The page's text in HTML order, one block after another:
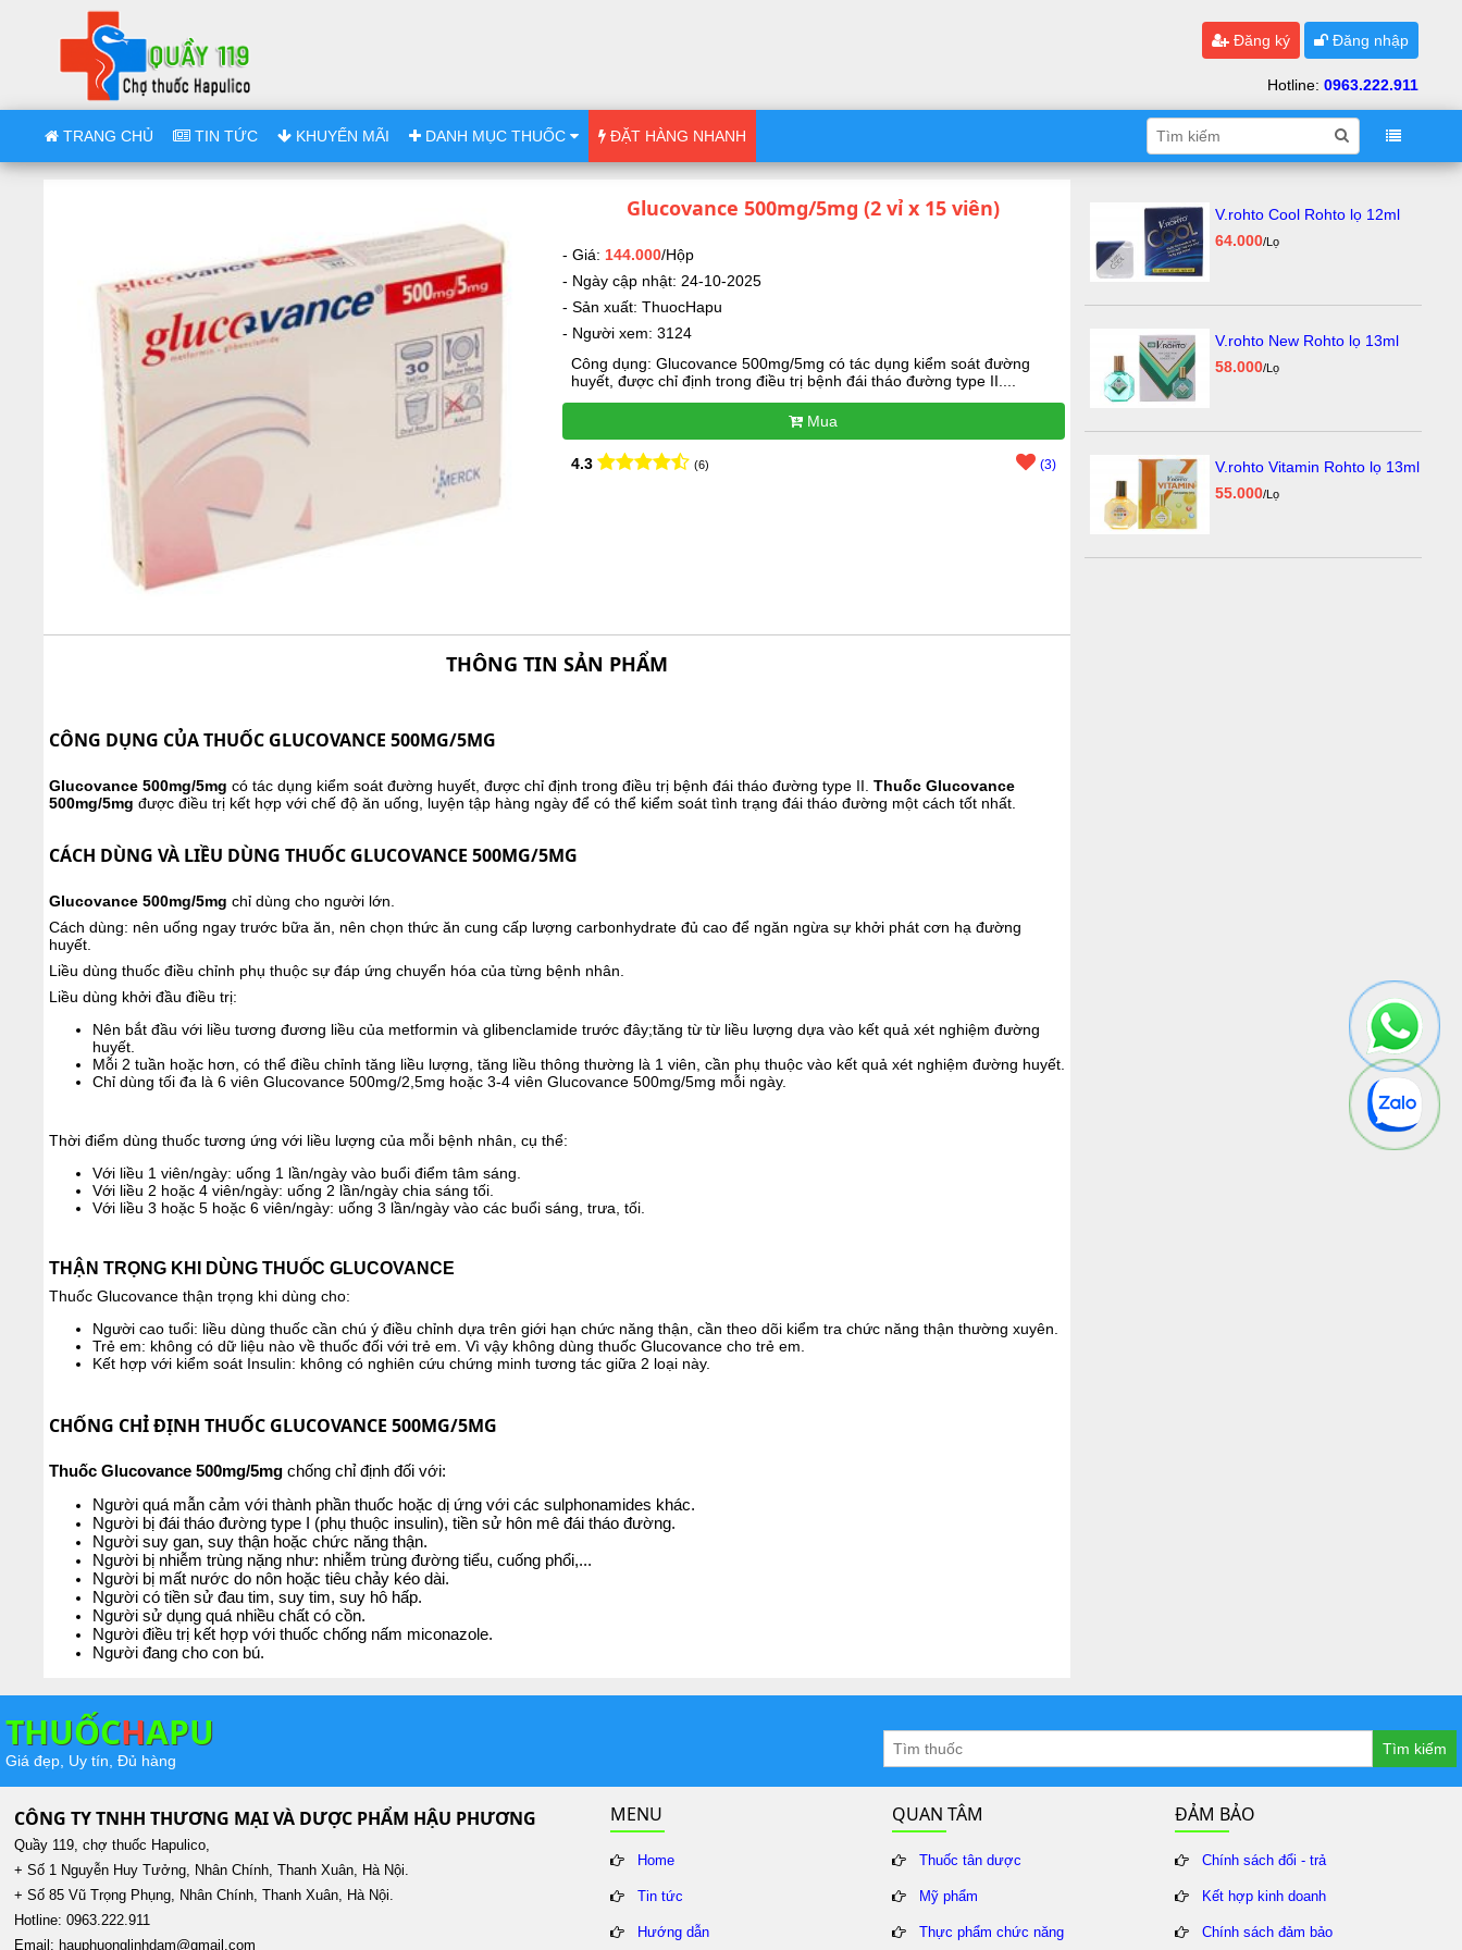
Đăng ký Đăng nhập
Hotline: 0963.222.911
TRANG CHỦ TIN TỨC KHUYẾN MÃI DANH MỤC THUỐC ĐẶT HÀNG NHANH
Glucovance 500mg/5mg (2 vỉ x 15 viên)
- Giá: 144.000/Hộp
- Ngày cập nhật: 24-10-2025
- Sản xuất: ThuocHapu
- Người xem: 3124
Công dụng: Glucovance 500mg/5mg có tác dụng kiểm soát đường
huyết, được chỉ định trong điều trị bệnh đái tháo đường type II....
Mua
4.3 (6) (3)
THÔNG TIN SẢN PHẨM
CÔNG DỤNG CỦA THUỐC GLUCOVANCE 500MG/5MG
Glucovance 500mg/5mg có tác dụng kiểm soát đường huyết, được chỉ định trong điều trị bệnh đái tháo đường type II. Thuốc Glucovance
500mg/5mg được điều trị kết hợp với chế độ ăn uống, luyện tập hàng ngày để có thể kiểm soát tình trạng đái tháo đường một cách tốt nhất.
CÁCH DÙNG VÀ LIỀU DÙNG THUỐC GLUCOVANCE 500MG/5MG
Glucovance 500mg/5mg chỉ dùng cho người lớn.
Cách dùng: nên uống ngay trước bữa ăn, nên chọn thức ăn cung cấp lượng carbonhydrate đủ cao để ngăn ngừa sự khởi phát cơn hạ đường
huyết.
Liều dùng thuốc điều chỉnh phụ thuộc sự đáp ứng chuyển hóa của từng bệnh nhân.
Liều dùng khởi đầu điều trị:
Nên bắt đầu với liều tương đương liều của metformin và glibenclamide trước đây;tăng từ từ liều lượng dựa vào kết quả xét nghiệm đường
huyết.
Mỗi 2 tuần hoặc hơn, có thể điều chỉnh tăng liều lượng, tăng liều thông thường là 1 viên, cần phụ thuộc vào kết quả xét nghiệm đường huyết.
Chỉ dùng tối đa là 6 viên Glucovance 500mg/2,5mg hoặc 3-4 viên Glucovance 500mg/5mg mỗi ngày.
Thời điểm dùng thuốc tương ứng với liều lượng của mỗi bệnh nhân, cụ thể:
Với liều 1 viên/ngày: uống 1 lần/ngày vào buổi điểm tâm sáng.
Với liều 2 hoặc 4 viên/ngày: uống 2 lần/ngày chia sáng tối.
Với liều 3 hoặc 5 hoặc 6 viên/ngày: uống 3 lần/ngày vào các buổi sáng, trưa, tối.
THẬN TRỌNG KHI DÙNG THUỐC GLUCOVANCE
Thuốc Glucovance thận trọng khi dùng cho:
Người cao tuổi: liều dùng thuốc cần chú ý điều chỉnh dựa trên giới hạn chức năng thận, cần theo dõi kiểm tra chức năng thận thường xuyên.
Trẻ em: không có dữ liệu nào về thuốc đối với trẻ em. Vì vậy không dùng thuốc Glucovance cho trẻ em.
Kết hợp với kiểm soát Insulin: không có nghiên cứu chứng minh tương tác giữa 2 loại này.
CHỐNG CHỈ ĐỊNH THUỐC GLUCOVANCE 500MG/5MG
Thuốc Glucovance 500mg/5mg chống chỉ định đối với:
Người quá mẫn cảm với thành phần thuốc hoặc dị ứng với các sulphonamides khác.
Người bị đái tháo đường type I (phụ thuộc insulin), tiền sử hôn mê đái tháo đường.
Người suy gan, suy thận hoặc chức năng thận.
Người bị nhiễm trùng nặng như: nhiễm trùng đường tiểu, cuống phổi,...
Người bị mất nước do nôn hoặc tiêu chảy kéo dài.
Người có tiền sử đau tim, suy tim, suy hô hấp.
Người sử dụng quá nhiều chất có cồn.
Người điều trị kết hợp với thuốc chống nấm miconazole.
Người đang cho con bú.
V.rohto Cool Rohto lọ 12ml
64.000/Lọ
V.rohto New Rohto lọ 13ml
58.000/Lọ
V.rohto Vitamin Rohto lọ 13ml
55.000/Lọ
THUỐCHAPU
Giá đẹp, Uy tín, Đủ hàng
Tìm kiếm
CÔNG TY TNHH THƯƠNG MẠI VÀ DƯỢC PHẨM HẬU PHƯƠNG
Quầy 119, chợ thuốc Hapulico,
+ Số 1 Nguyễn Huy Tưởng, Nhân Chính, Thanh Xuân, Hà Nội.
+ Số 85 Vũ Trọng Phụng, Nhân Chính, Thanh Xuân, Hà Nội.
Hotline: 0963.222.911
Email: hauphuonglinhdam@gmail.com
MENU
Home
Tin tức
Hướng dẫn
QUAN TÂM
Thuốc tân dược
Mỹ phẩm
Thực phẩm chức năng
ĐẢM BẢO
Chính sách đổi - trả
Kết hợp kinh doanh
Chính sách đảm bảo